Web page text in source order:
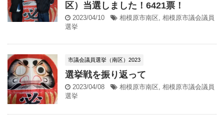
区）当選しました！6421票！
2023/04/10 相模原市南区, 相模原市議会議員
選挙
市議会議員選挙（南区）2023
選挙戦を振り返って
2023/04/08 相模原市南区, 相模原市議会議員
選挙